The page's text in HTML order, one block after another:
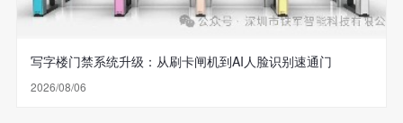
写字楼门禁系统升级：从刷卡闸机到AI人脸识别速通门
2026/08/06